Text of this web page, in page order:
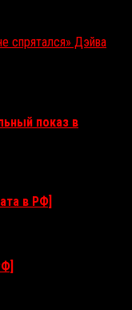
спрятался» Дэйва
показ в
в РФ]